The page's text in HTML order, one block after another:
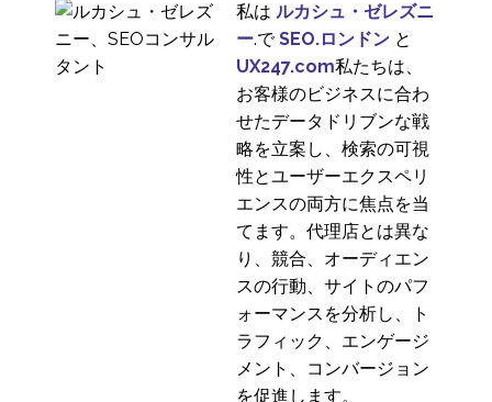
私は ルカシュ・ゼレズニ
ー.でSEO.ロンドン と
UX247.com私たちは、
お客様のビジネスに合わ
せたデータドリブンな戦
略を立案し、検索の可視
性とユーザーエクスペリ
エンスの両方に焦点を当
てます。代理店とは異な
り、競合、オーディエン
スの行動、サイトのパフ
ォーマンスを分析し、ト
ラフィック、エンゲージ
メント、コンバージョン
を促進します。